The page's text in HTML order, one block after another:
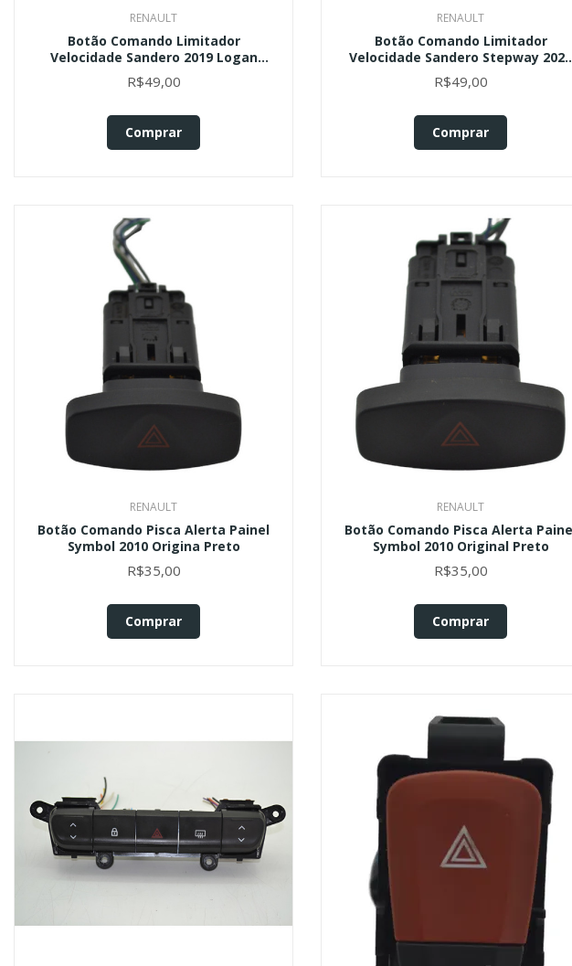
RENAULT
Botão Comando Limitador
Velocidade Sandero 2019 Logan
Origin
R$49,00
Comprar
RENAULT
Botão Comando Limitador
Velocidade Sandero Stepway 2020
Orig
R$49,00
Comprar
RENAULT
Botão Comando Pisca Alerta Painel
Symbol 2010 Origina Preto
R$35,00
Comprar
RENAULT
Botão Comando Pisca Alerta
Symbol 2010 Original Preto
R$35,00
Comprar